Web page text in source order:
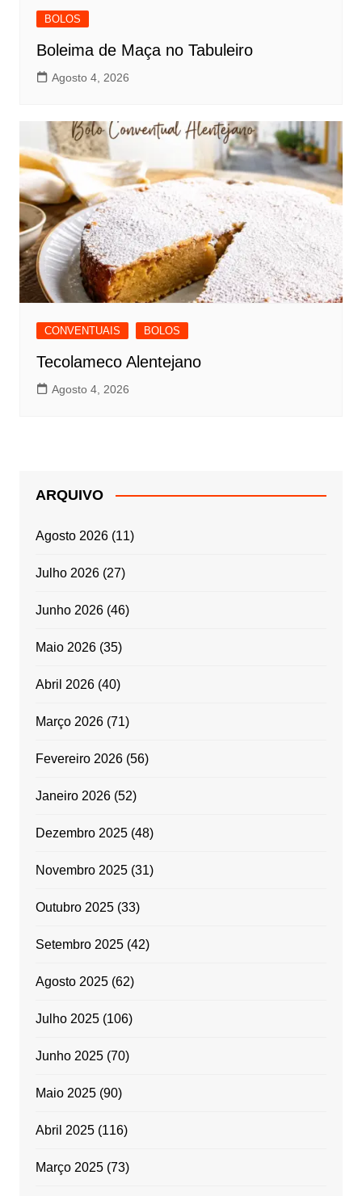
BOLOS
Boleima de Maça no Tabuleiro
Agosto 4, 2026
CONVENTUAIS BOLOS
Tecolameco Alentejano
Agosto 4, 2026
ARQUIVO
Agosto 2026(11)
Julho 2026(27)
Junho 2026(46)
Maio 2026(35)
Abril 2026(40)
Março 2026(71)
Fevereiro 2026(56)
Janeiro 2026(52)
Dezembro 2025(48)
Novembro 2025(31)
Outubro 2025(33)
Setembro 2025(42)
Agosto 2025(62)
Julho 2025(106)
Junho 2025(70)
Maio 2025(90)
Abril 2025(116)
Março 2025(73)